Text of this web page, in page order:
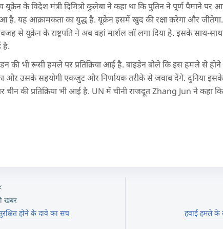
यूक्रेन के विदेश मंत्री दिमित्रो कुलेबा ने कहा था कि पुतिन ने पूर्ण पैमाने
है. यह आक्रामकता का युद्ध है. यूक्रेन इसमें खुद की रक्षा करेगा और जीतेगा.
से यूक्रेन के राष्ट्रपति ने अब वहां मार्शल लॉ लगा दिया है. इसके साथ-
है.
की भी रूसी हमले पर प्रतिक्रिया आई है. बाइडेन बोले कि इस हमले से
और उसके सहयोगी एकजुट और निर्णायक तरीके से जवाब देंगे. दुनिया
चीन की प्रतिक्रिया भी आई है. UN में चीनी राजदूत Zhang Jun ने
खबर
होने के दावे का सच
हवाई हमले के